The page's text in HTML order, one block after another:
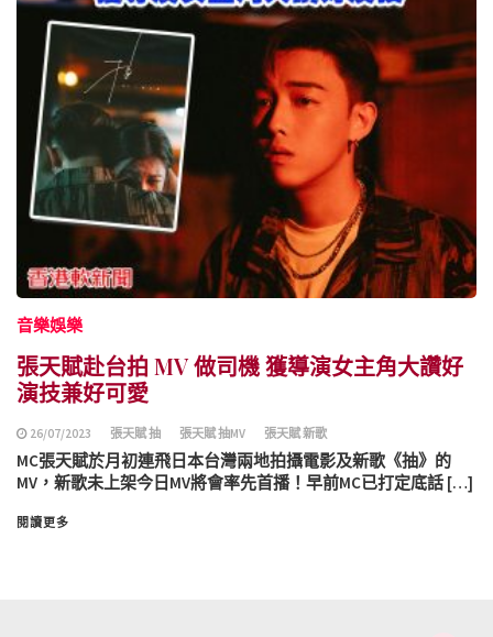
音樂娛樂
張天賦赴台拍 MV 做司機 獲導演女主角大讚好
演技兼好可愛
26/07/2023 張天賦 抽 張天賦 抽MV 張天賦 新歌
MC張天賦於月初連飛日本台灣兩地拍攝電影及新歌《抽》的
MV，新歌未上架今日MV將會率先首播！早前MC已打定底話 […]
閱讀更多